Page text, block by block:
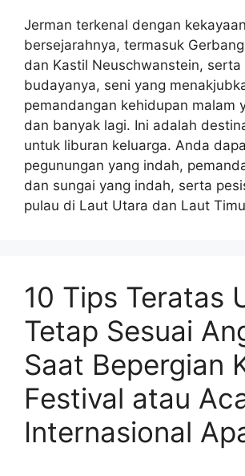
Jerman terkenal dengan
bersejarahnya, termasuk
dan Kastil Neuschwanstein, serta
budayanya, seni yang
pemandangan kehidupan malam
dan banyak lagi. Ini adalah
untuk liburan keluarga. Anda
pegunungan yang indah,
dan sungai yang indah, serta
pulau di Laut Utara dan Laut
10 Tips Teratas
Tetap Sesuai
Saat Bepergian
Festival atau
Internasional